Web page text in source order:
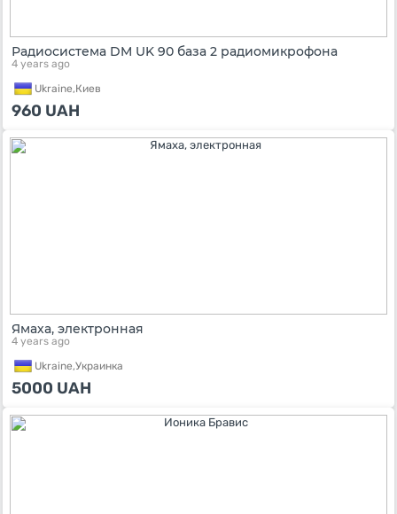
Радиосистема DM UK 90 база 2 радиомикрофона
4 years ago
Ukraine,Киев
960 UAH
Ямаха, электронная
4 years ago
Ukraine,Украинка
5000 UAH